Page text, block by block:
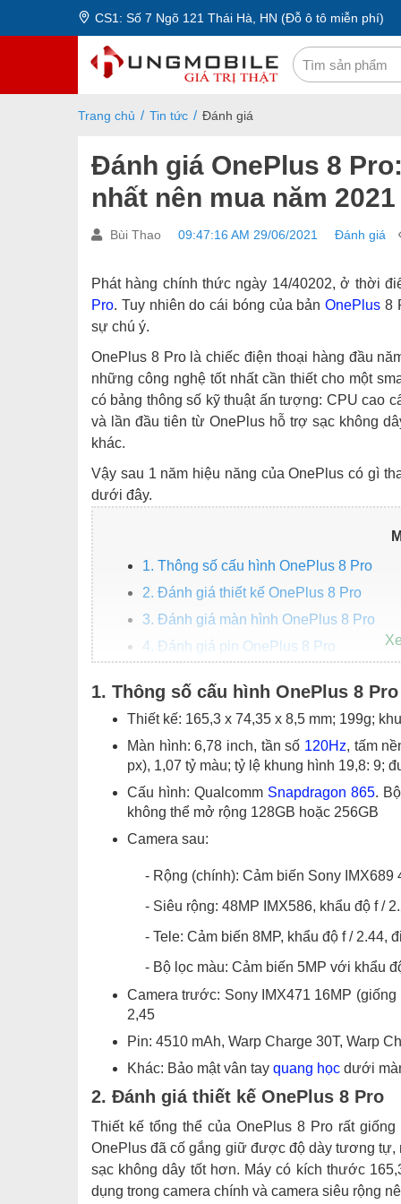
CS1: Số 7 Ngõ 121 Thái Hà, HN (Đỗ ô tô miễn phí)
Trang chủ Tin tức Đánh giá
Đánh giá OnePlus 8
nhất nên mua năm 2021
Bùi Thao 09:47:16 AM 29/06/2021 Đánh giá
Phát hàng chính thức ngày 14/40202, ở thời
Pro. Tuy nhiên do cái bóng của bản OnePlus 8
sự chú ý.
OnePlus 8 Pro là chiếc điện thoại hàng đầu
những công nghệ tốt nhất cần thiết cho một
có bảng thông số kỹ thuật ấn tượng: CPU cao
và lần đầu tiên từ OnePlus hỗ trợ sạc không
khác.
Vậy sau 1 năm hiệu năng của OnePlus có gì
dưới đây.
1. Thông số cấu hình OnePlus 8 Pro
2. Đánh giá thiết kế OnePlus 8 Pro
3. Đánh giá màn hình OnePlus 8 Pro
4. Đánh giá pin OnePlus 8 Pro
6. Đánh giá camera OnePlus 9 Pro
1. Thông số cấu hình OnePlus 8 Pro
Thiết kế: 165,3 x 74,35 x 8,5 mm; 199g;
Màn hình: 6,78 inch, tần số 120Hz, tấm
px), 1,07 tỷ màu; tỷ lệ khung hình 19,8: 9;
Cấu hình: Qualcomm Snapdragon 865.
không thể mở rộng 128GB hoặc 256GB
Camera sau:
- Rộng (chính): Cảm biến Sony IMX689
- Siêu rộng: 48MP IMX586, khẩu độ f /
- Tele: Cảm biến 8MP, khẩu độ f / 2.44,
- Bộ lọc màu: Cảm biến 5MP với khẩu
Camera trước: Sony IMX471 16MP
2,45
Pin: 4510 mAh, Warp Charge 30T, Warp
Khác: Bảo mật vân tay quang học dưới
2. Đánh giá thiết kế OnePlus 8 Pro
Thiết kế tổng thể của OnePlus 8 Pro rất
OnePlus đã cố gắng giữ được độ dày tương
sạc không dây tốt hơn. Máy có kích thước
dụng trong camera chính và camera siêu rộng